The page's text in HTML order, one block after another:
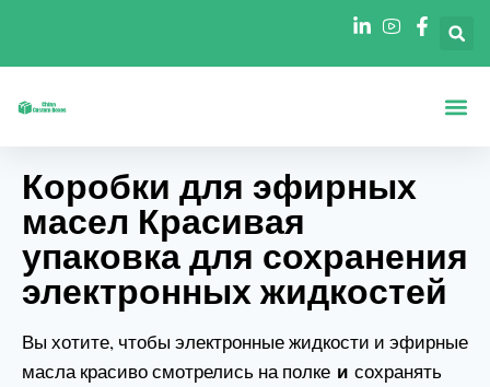
Коробки для эфирных
масел Красивая
упаковка для сохранения
электронных жидкостей
Вы хотите, чтобы электронные жидкости и эфирные
масла красиво смотрелись на полке и сохранять